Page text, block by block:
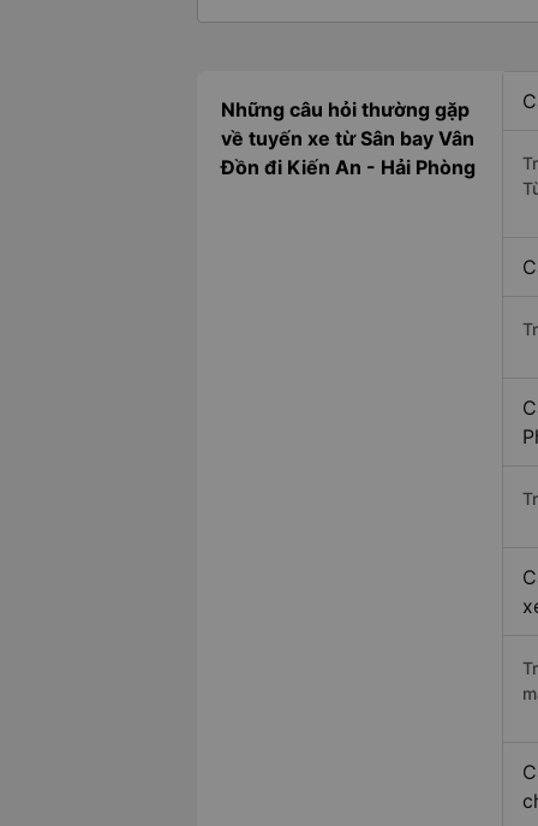
Những câu hỏi thường gặp
về tuyến xe từ Sân bay Vân
Đồn đi Kiến An - Hải Phòng